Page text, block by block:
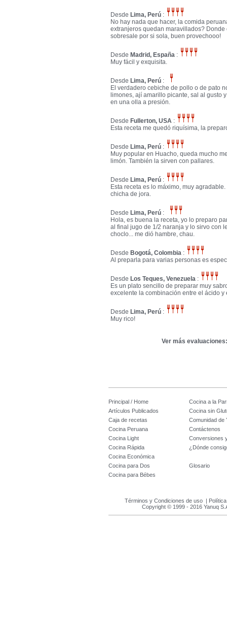
Desde Lima, Perú :
No hay nada que hacer, la comida
extranjeros quedan maravillados?
sobresale por si sola, buen provechooo!
Desde Madrid, España :
Muy fácil y exquisita.
Desde Lima, Perú :
El verdadero cebiche de pollo o de pato
limones, ají amarillo picante, sal al gusto
en una olla a presión.
Desde Fullerton, USA :
Esta receta me quedó riquísima, la
Desde Lima, Perú :
Muy popular en Huacho, queda mucho
limón. También la sirven con pallares.
Desde Lima, Perú :
Esta receta es lo máximo, muy
chicha de jora.
Desde Lima, Perú :
Hola, es buena la receta, yo lo preparo
al final jugo de 1/2 naranja y lo sirvo con
choclo... me dió hambre, chau.
Desde Bogotá, Colombia :
Al preparla para varias personas es
Desde Los Teques, Venezuela :
Es un plato sencillo de preparar muy
excelente la combinación entre el ácido y
Desde Lima, Perú :
Muy rico!
Ver más evaluaciones:
Principal / Home
Cocina a la
Artículos Publicados
Cocina sin
Caja de recetas
Comunidad de
Cocina Peruana
Contáctenos
Cocina Light
Conversiones
Cocina Rápida
¿Dónde
Cocina Económica
Cocina para Dos
Glosario
Cocina para Bébes
Términos y Condiciones de uso |
Copyright © 1999 - 2016 Yanuq